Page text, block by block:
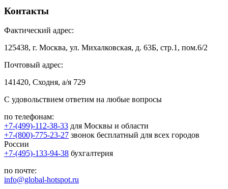
Контакты
Фактический адрес:
125438, г. Москва, ул. Михалковская, д. 63Б, стр.1, пом.6/2
Почтовый адрес:
141420, Сходня, а/я 729
С удовольствием ответим на любые вопросы
по телефонам:
+7-(499)-112-38-33 для Москвы и области
+7-(800)-775-23-27 звонок бесплатный для всех городов
России
+7-(495)-133-94-38 бухгалтерия
по почте:
info@global-hotspot.ru